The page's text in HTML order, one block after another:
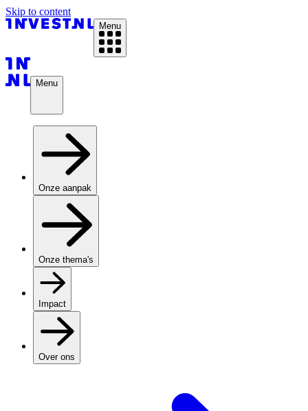
Skip to content
Menu
Menu
Onze aanpak
Onze thema's
Impact
Over ons